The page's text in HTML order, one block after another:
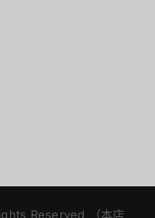
Reserved （本店
Korean